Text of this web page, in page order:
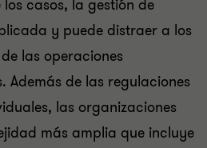
casos, la gestión de
y puede distraer a los
las operaciones
Además de las regulaciones
las organizaciones
más amplia que incluye